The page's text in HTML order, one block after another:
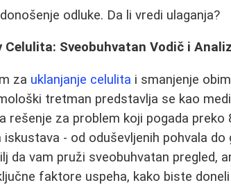
odluke. Da li vredi ulaganja?
Celulita: Sveobuhvatan Vodič i
za uklanjanje celulita i smanjenje
tretman predstavlja se kao
rešenje za problem koji pogada preko
- od oduševljenih pohvala
da vam pruži sveobuhvatan pregled,
faktore uspeha, kako biste